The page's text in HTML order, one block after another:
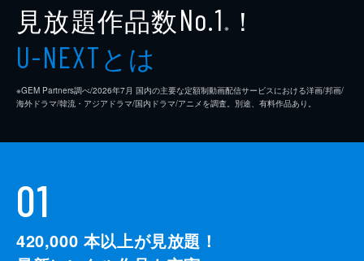
見放題作品数No.1 ※ ！
U-NEXTとは
※GEM Partners調べ/2026年7⽉ 国内の主要な定額制動画配信サービスにおける洋画/邦画/
海外ドラマ/韓流・アジアドラマ/国内ドラマ/アニメを調査。別途、有料作品あり。
01
420,000 本以上が見放題！